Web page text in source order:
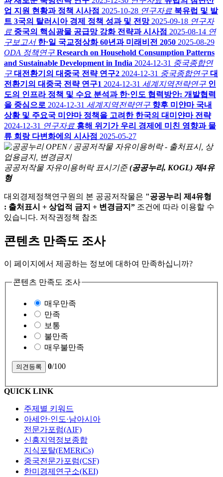
업 지원 현황과 정책 시사점 2025-10-28 연구자료 북유럽 및 발
트 3국의 탈러시아 경제 정책 성과 및 전망 2025-09-18 연구자
료 중국의 핵심광물 공급망 강화 전략과 시사점 2025-08-14 연
구보고서 한·일 국교정상화 60년과 미래비전 2050 2025-08-29
ODA 정책연구 Research on Household Consumption Patterns
and Sustainable Development in India 2024-12-31 중국종합연
구 대전환기의 대중국 전략 연구2 2024-12-31 중국종합연구 대
전환기의 대중국 전략 연구1 2024-12-31 세계지역전략연구 인
도의 인프라 정책 및 수요 분석과 한·인도 협력방안: 개발협력
을 중심으로 2024-12-31 세계지역전략연구 향후 미얀마 국내
상황 및 주요국 미얀마 정책을 고려한 한국의 대미얀마 전략
2024-12-31 연구자료 홍해 위기가 우리 경제에 미친 영향과 물
류 회랑 다변화에의 시사점 2025-05-27
공공저작물 자유이용허락 표시기준 (공공누리, KOGL) 제4유
형
대외경제정책연구원의 본 공공저작물은 "공공누리 제4유형
: 출처표시 + 상업적 금지 + 변경금지” 조건에 따라 이용할 수
있습니다. 저작권정책 참조
콘텐츠 만족도 조사
이 페이지에서 제공하는 정보에 대하여 만족하십니까?
콘텐츠 만족도 조사
매우만족
만족
보통
불만족
매우불만족
0/100
QUICK LINK
주제별 키워드
아세안·인도·남아시아
전문가포럼(AIF)
신흥지역정보종합
지식포탈(EMERiCs)
중국전문가포럼(CSF)
한미경제연구소(KEI)